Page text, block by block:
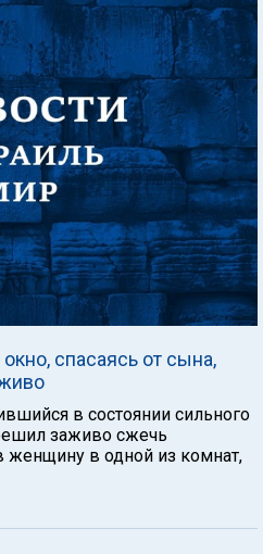
спасаясь от сына,
в состоянии сильного
заживо сжечь
женщину в одной из комнат,